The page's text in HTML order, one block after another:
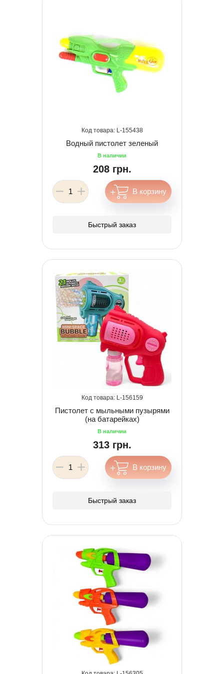
155438
Водный пистолет зеленый
208 грн.
Быстрый заказ
156159
Пистолет с мыльными пузырями
(на батарейках)
313 грн.
Быстрый заказ